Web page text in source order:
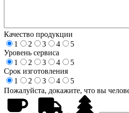
Качество продукции
1
2 3 4
5
Уровень сервиса
1
2 3 4
5
Срок изготовления
1
2 3 4
5
Пожалуйста, докажите, что вы